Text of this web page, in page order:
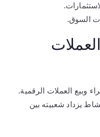
السوق.
وبيع العملات الرقمية.
يزداد شعبيته بين